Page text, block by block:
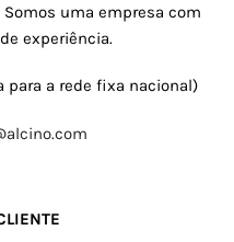
uma empresa com
experiência.
para a rede fixa nacional)